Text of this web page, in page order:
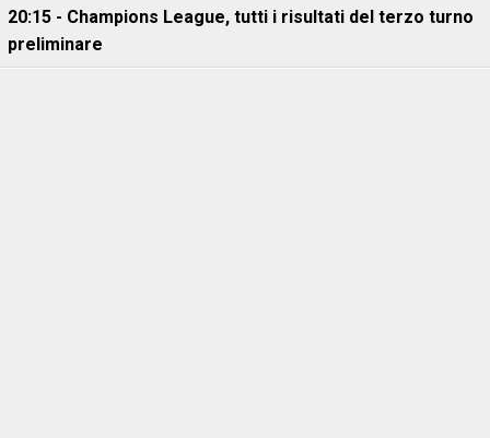
20:15 - Champions League, tutti i risultati del terzo turno
preliminare